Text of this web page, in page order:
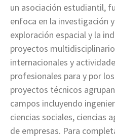
un asociación estudiantil,
enfoca en la investigación
exploración espacial y la
proyectos
internacionales y
profesionales para y por
proyectos técnicos
campos incluyendo
ciencias sociales, ciencias
de empresas. Para